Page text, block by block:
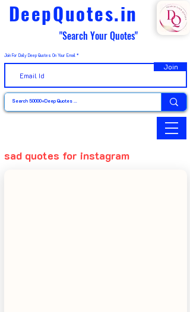
DeepQuotes.in
"Search Your Quotes"
Join For Daily Deep Quotes On Your Email
Join
sad quotes for instagram